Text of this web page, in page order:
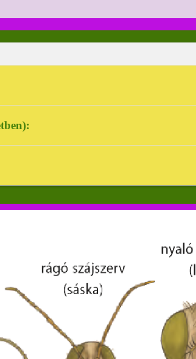
helyezkedik el, de ragadozónál
a szúnyogoké), szívó (mint a